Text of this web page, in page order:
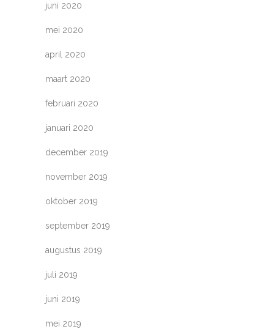
juni 2020
mei 2020
april 2020
maart 2020
februari 2020
januari 2020
december 2019
november 2019
oktober 2019
september 2019
augustus 2019
juli 2019
juni 2019
mei 2019